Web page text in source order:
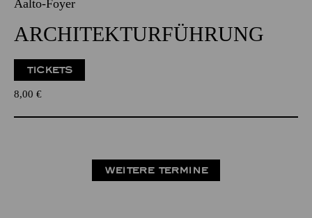
Aalto-Foyer
ARCHITEKTUR­FÜHRUNG
TICKETS
8,00 €
WEITERE TERMINE